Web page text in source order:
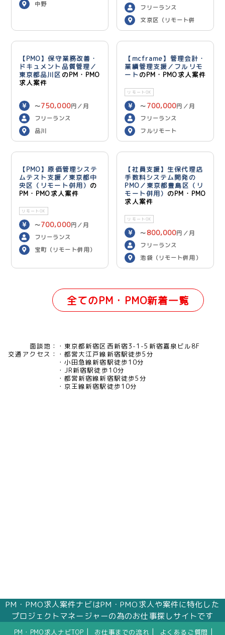
中野
フリーランス
文京区（リモート併
用）
【PMO】保守業務改善・
ドキュメント品質管理／
東京都品川区 のPM・PMO
求人案件
〜750,000円／月
フリーランス
品川
【mcframe】管理会計・
業績管理支援／フルリモ
ートのPM・PMO求人案件
リモートOK
〜 700,000円／月
フリーランス
フルリモート
【PMO】原価管理システ
ムテスト支援／東京都中
央区（リモート併用） の
PM・PMO求人案件
リモートOK
〜700,000円／月
フリーランス
宝町（リモート併用）
【社員支援】生保代理店
手数料システム開発の
PMO／東京都豊島区（リ
モート併用） のPM・PMO
求人案件
リモートOK
〜 800,000円／月
フリーランス
池袋（リモート併用）
全てのPM・PMO新着一覧
面談地：
東京都新宿区西新宿3-1-5新宿嘉泉ビル8F
交通アクセス：
都営大江戸線新宿駅徒歩5分
小田急線新宿駅徒歩10分
JR新宿駅徒歩10分
都営新宿線新宿駅徒歩5分
京王線新宿駅徒歩10分
PM・PMO求人案件ナビはPM・PMO求人や案件に特化した
プロジェクトマネージャーの為のお仕事探しサイトです
PM・PMO求人ナビTOP お仕事までの流れ よくあるご質問